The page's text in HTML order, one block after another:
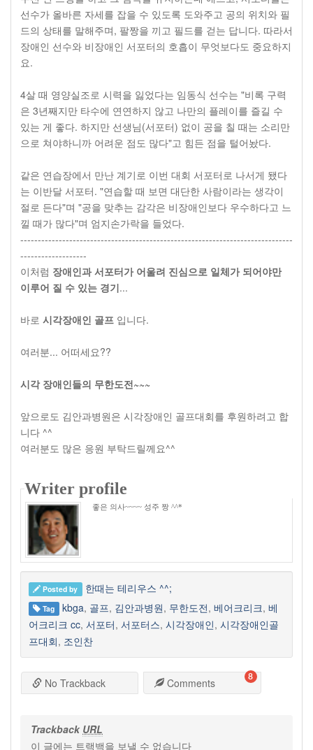
선수가 올바른 자세를 잡을 수 있도록 도와주고 공의 위치와 필
드의 상태를 말해주며, 팔짱을 끼고 필드를 걷는 답니다. 따라서
장애인 선수와 비장애인 서포터의 호흡이 무엇보다도 중요하지
요.
4살 때 영양실조로 시력을 잃었다는 임동식 선수는 "비록 구력
은 3년째지만 타수에 연연하지 않고 나만의 플레이를 즐길 수
있는 게 좋다. 하지만 선생님(서포터) 없이 공을 칠 때는 소리만
으로 쳐야하니까 어려운 점도 많다"고 힘든 점을 털어놨다.
같은 연습장에서 만난 계기로 이번 대회 서포터로 나서게 됐다
는 이반달 서포터. "연습할 때 보면 대단한 사람이라는 생각이
절로 든다"며 "공을 맞추는 감각은 비장애인보다 우수하다고 느
낄 때가 많다"며 엄지손가락을 들었다.
------------------------------------------------------------------------------
-------------------
이처럼 장애인과 서포터가 어울려 진심으로 일체가 되어야만
이루어 질 수 있는 경기...
바로 시각장애인 골프 입니다.
여러분... 어떠세요??
시각 장애인들의 무한도전~~~
앞으로도 김안과병원은 시각장애인 골프대회를 후원하려고 합
니다 ^^
여러분도 많은 응원 부탁드릴께요^^
Writer profile
좋은 의사~~~~ 성주 짱 ^^*
Posted by 한때는 테리우스 ^^;
Tag kbga, 골프, 김안과병원, 무한도전, 베어크리크, 베
어크리크 cc, 서포터, 서포터스, 시각장애인, 시각장애인골
프대회, 조인찬
No Trackback Comments 8
Trackback URL
이 글에는 트랙백을 보낼 수 없습니다